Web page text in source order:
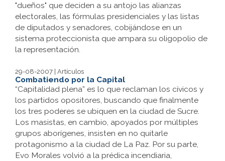
"dueños" que deciden a su antojo las alianzas
electorales, las fórmulas presidenciales y las listas
de diputados y senadores, cobijándose en un
sistema proteccionista que ampara su oligopolio de
la representación.
29-08-2007 | Artículos
Combatiendo por la Capital
“Capitalidad plena” es lo que reclaman los cívicos y
los partidos opositores, buscando que finalmente
los tres poderes se ubiquen en la ciudad de Sucre.
Los masistas, en cambio, apoyados por múltiples
grupos aborígenes, insisten en no quitarle
protagonismo a la ciudad de La Paz. Por su parte,
Evo Morales volvió a la prédica incendiaria,